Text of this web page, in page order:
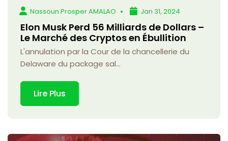
Nassoun Prosper AMALAO Jan 31, 2024
Elon Musk Perd 56 Milliards de Dollars –
Le Marché des Cryptos en Ébullition
L'annulation par la Cour de la chancellerie du
Delaware du package sal...
Lire Plus